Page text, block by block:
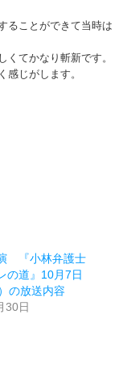
ることができて当時は
くてかなり斬新です。
感じがします。
『小林弁護士
の道』10月7日
の放送内容
30日